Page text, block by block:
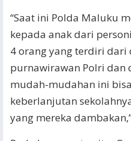
“Saat ini Polda Maluku
kepada anak dari
4 orang yang terdiri
purnawirawan Polri dan
mudah-mudahan ini
keberlanjutan
yang mereka